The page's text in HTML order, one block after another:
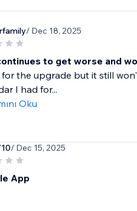
/ Dec 18, 2025
to get worse and
for the upgrade but it still
I had for...
Oku
/ Dec 15, 2025
App